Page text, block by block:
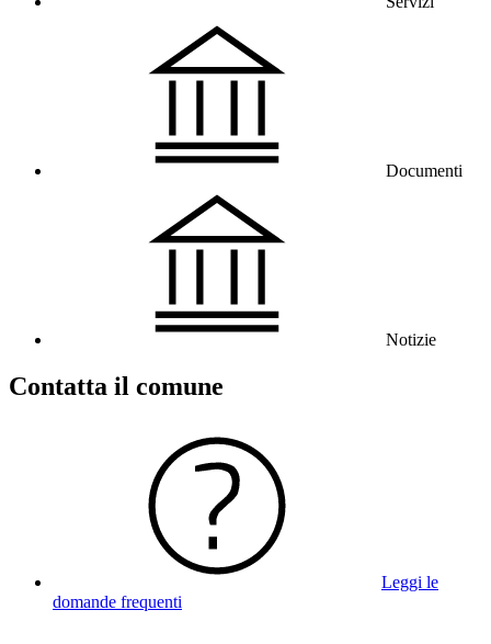
Documenti
Notizie
Contatta il comune
Leggi le
domande frequenti